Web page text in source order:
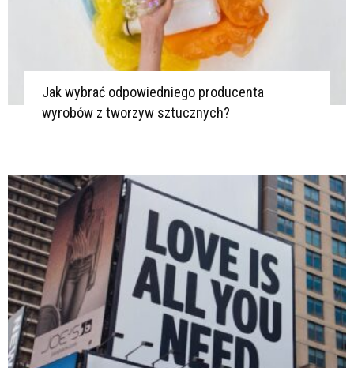
Jak wybrać odpowiedniego producenta
wyrobów z tworzyw sztucznych?